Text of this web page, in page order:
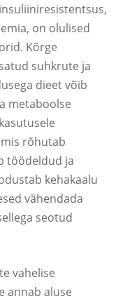
on olulised
Kõrge
suhkrute ja
dieet võib
metaboolse
rõhutab
töödeldud ja
kehakaalu
vähendada
seotud
vahelise
annab aluse